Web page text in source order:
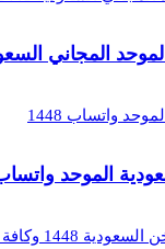
1448 للتواصل